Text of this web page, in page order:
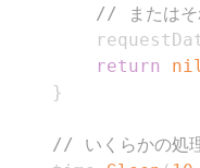
// またはそ
return
}
// いくらかの処